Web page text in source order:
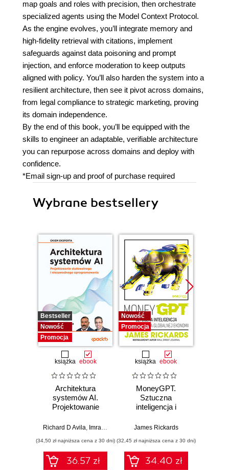
map goals and roles with precision, then orchestrate
specialized agents using the Model Context Protocol.
As the engine evolves, you’ll integrate memory and
high-fidelity retrieval with citations, implement
safeguards against data poisoning and prompt
injection, and enforce moderation to keep outputs
aligned with policy. You’ll also harden the system into a
resilient architecture, then see it pivot across domains,
from legal compliance to strategic marketing, proving
its domain independence.
By the end of this book, you’ll be equipped with the
skills to engineer an adaptable, verifiable architecture
you can repurpose across domains and deploy with
confidence.
*Email sign-up and proof of purchase required
Wybrane bestsellery
Bestseller
Nowość
Promocja
książka ebook
Architektura
systemów AI.
Projektowanie
niezawodnego
Richard D Avila, Imran Ahmad
(34,50 zł najniższa cena z 30 dni)
36.57 zł
Nowość
Promocja
książka ebook
MoneyGPT.
Sztuczna
inteligencja i
globalnej ekonomii
James Rickards
(32,45 zł najniższa cena z 30 dni)
34.40 zł